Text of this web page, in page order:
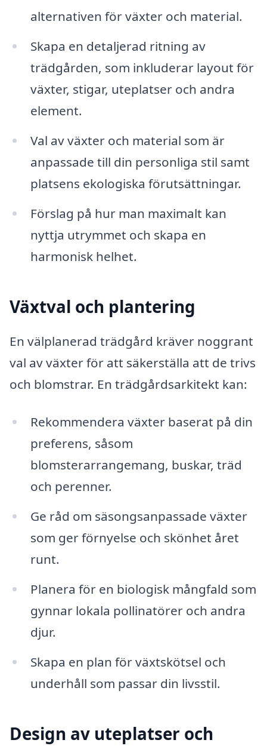
alternativen för växter och material.
Skapa en detaljerad ritning av
trädgården, som inkluderar layout för
växter, stigar, uteplatser och andra
element.
Val av växter och material som är
anpassade till din personliga stil samt
platsens ekologiska förutsättningar.
Förslag på hur man maximalt kan
nyttja utrymmet och skapa en
harmonisk helhet.
Växtval och plantering
En välplanerad trädgård kräver noggrant
val av växter för att säkerställa att de trivs
och blomstrar. En trädgårdsarkitekt kan:
Rekommendera växter baserat på din
preferens, såsom
blomsterarrangemang, buskar, träd
och perenner.
Ge råd om säsongsanpassade växter
som ger förnyelse och skönhet året
runt.
Planera för en biologisk mångfald som
gynnar lokala pollinatörer och andra
djur.
Skapa en plan för växtskötsel och
underhåll som passar din livsstil.
Design av uteplatser och